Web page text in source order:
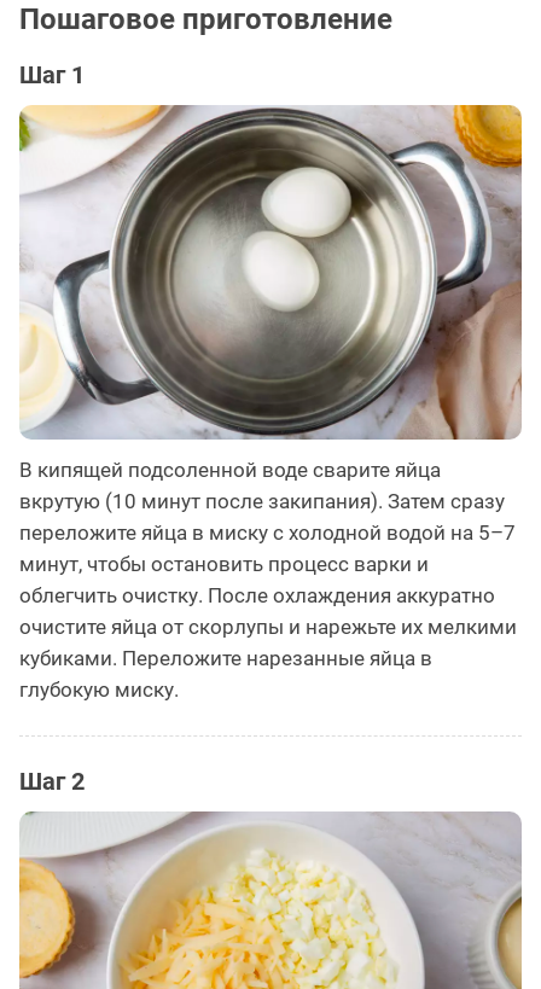
Пошаговое приготовление
Шаг 1
В кипящей подсоленной воде сварите яйца
вкрутую (10 минут после закипания). Затем сразу
переложите яйца в миску с холодной водой на 5–7
минут, чтобы остановить процесс варки и
облегчить очистку. После охлаждения аккуратно
очистите яйца от скорлупы и нарежьте их мелкими
кубиками. Переложите нарезанные яйца в
глубокую миску.
Шаг 2